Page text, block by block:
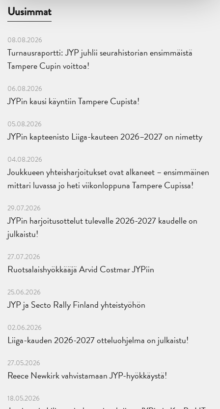
Uusimmat
08.08.2026
Turnausraportti: JYP juhlii seurahistorian ensimmäistä
Tampere Cupin voittoa!
06.08.2026
JYPin kausi käyntiin Tampere Cupista!
05.08.2026
JYPin kapteenisto Liiga-kauteen 2026–2027 on nimetty
04.08.2026
Joukkueen yhteisharjoitukset ovat alkaneet – ensimmäinen
mittari luvassa jo heti viikonloppuna Tampere Cupissa!
29.07.2026
JYPin harjoitusottelut tulevalle 2026-2027 kaudelle on
julkaistu!
27.07.2026
Ruotsalaishyökkääjä Arvid Costmar JYPiin
25.06.2026
JYP ja Secto Rally Finland yhteistyöhön
02.06.2026
Liiga-kauden 2026-2027 otteluohjelma on julkaistu!
27.05.2026
Reece Newkirk vahvistamaan JYP-hyökkäystä!
18.05.2026